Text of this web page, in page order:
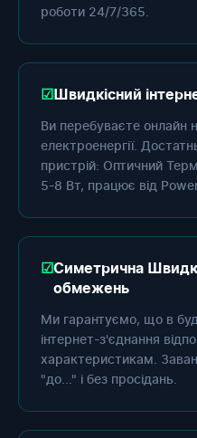
роботи 24/7/365.
Швидкісний
Ви перебуваєте онлайн
електроенергії.
пристрій: Оптичний
5-8 Вт, працює від
Симетрична
обмежень
Ми гарантуємо, що в
інтернет-з'єднання
характеристикам.
"до..." і без просідань.